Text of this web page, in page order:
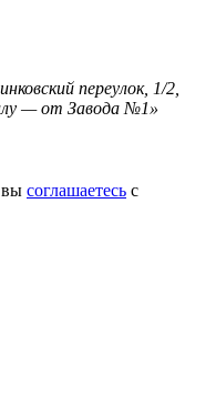
переулок, 1/2,
— от Завода №1»
вы соглашаетесь с